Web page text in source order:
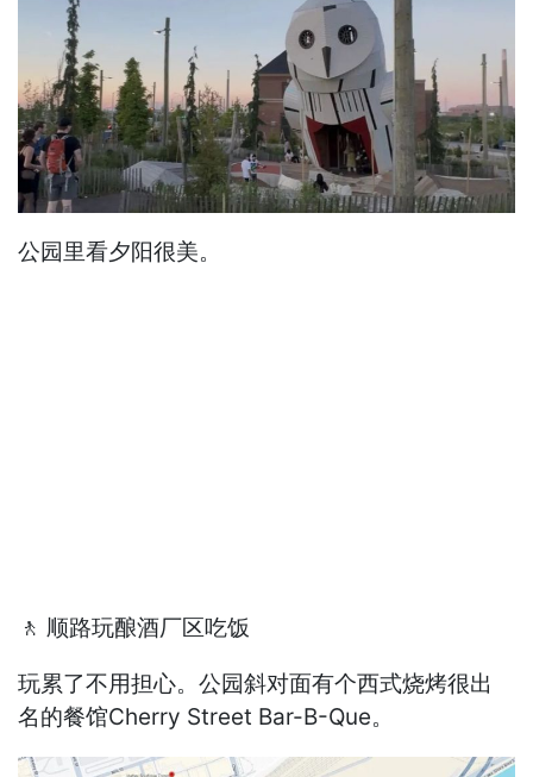
公园里看夕阳很美。
🚶 顺路玩酿酒厂区吃饭
玩累了不用担心。公园斜对面有个西式烧烤很出
名的餐馆Cherry Street Bar-B-Que。